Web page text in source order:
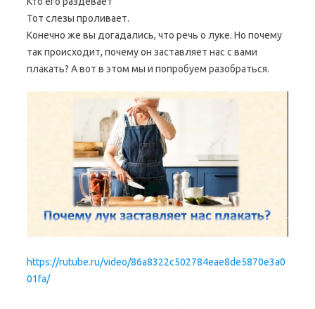
Тот слезы проливает.
Конечно же вы догадались, что речь о луке. Но почему
так происходит, почему он заставляет нас с вами
плакать? А вот в этом мы и попробуем разобраться.
https://rutube.ru/video/86a8322c502784eae8de5870e3a0
01fa/